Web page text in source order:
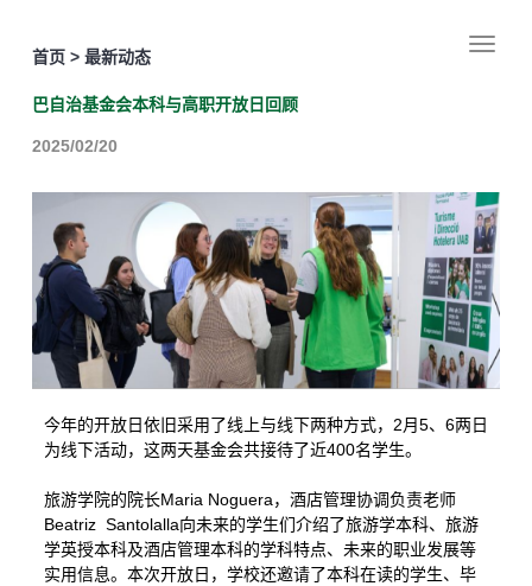
首页 > 最新动态
巴自治基金会本科与高职开放日回顾
2025/02/20
今年的开放日依旧采用了线上与线下两种方式， 2月 5、 6两日
为线下活动，这两天基金会共接待了近400名学生。
旅游学院的院长Maria Noguera，酒店管理协调负责老师
Beatriz Santolalla向未来的学生们介绍了旅游学本科、旅游
学英授本科及酒店管理本科的学科特点、未来的职业发展等
实用信息。本次开放日，学校还邀请了本科在读的学生、毕